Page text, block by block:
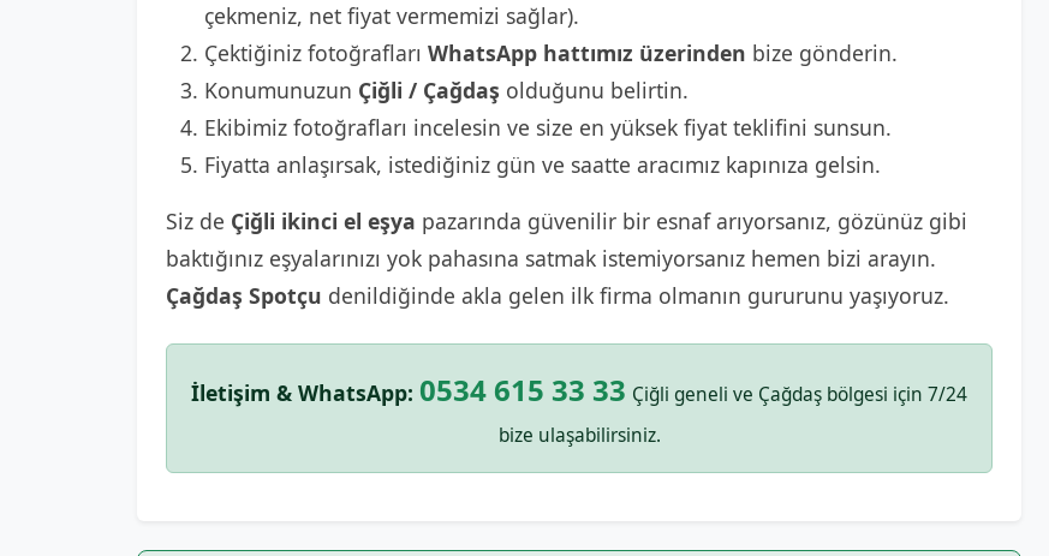
çekmeniz, net fiyat vermemizi sağlar).
Çektiğiniz fotoğrafları WhatsApp hattımız üzerinden bize gönderin.
Konumunuzun Çiğli / Çağdaş olduğunu belirtin.
Ekibimiz fotoğrafları incelesin ve size en yüksek fiyat teklifini sunsun.
Fiyatta anlaşırsak, istediğiniz gün ve saatte aracımız kapınıza gelsin.
Siz de Çiğli ikinci el eşya pazarında güvenilir bir esnaf arıyorsanız, gözünüz gibi
baktığınız eşyalarınızı yok pahasına satmak istemiyorsanız hemen bizi arayın.
Çağdaş Spotçu denildiğinde akla gelen ilk firma olmanın gururunu yaşıyoruz.
İletişim & WhatsApp: 0534 615 33 33 Çiğli geneli ve Çağdaş bölgesi için 7/24
bize ulaşabilirsiniz.